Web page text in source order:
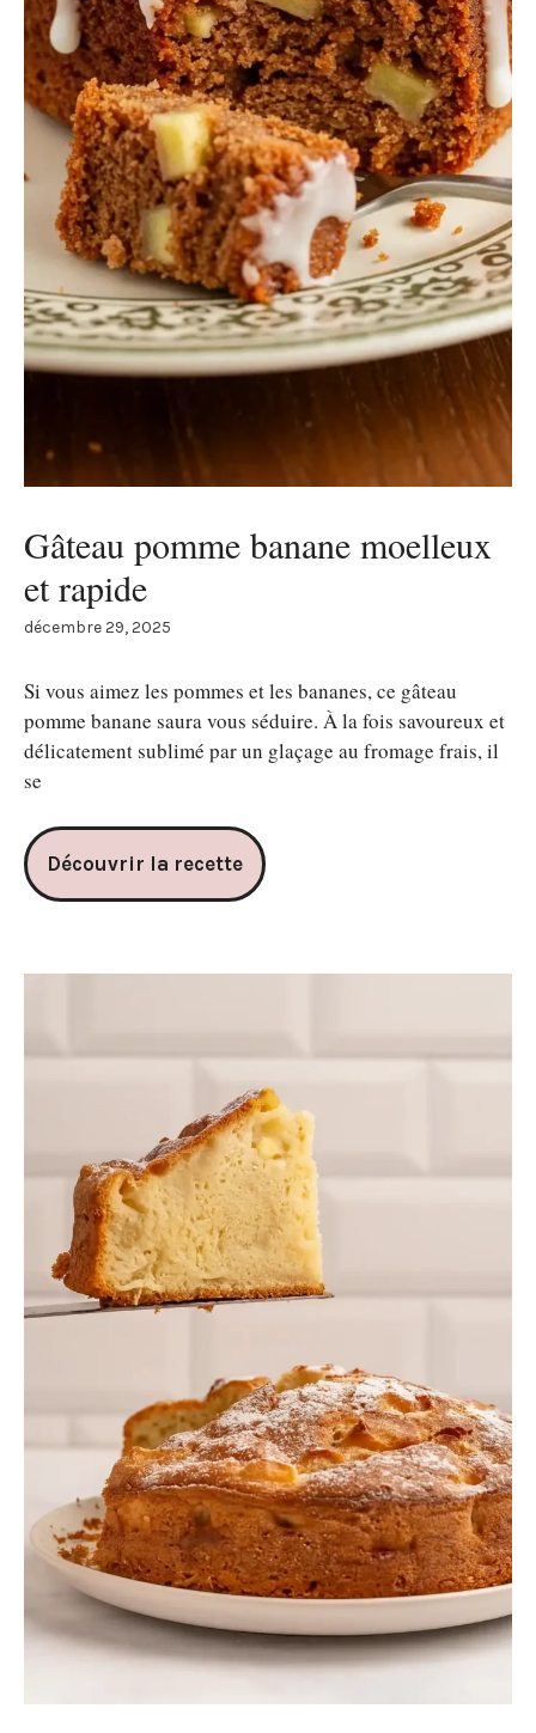
Gâteau pomme banane moelleux
et rapide
décembre 29, 2025
Si vous aimez les pommes et les bananes, ce gâteau
pomme banane saura vous séduire. À la fois savoureux et
délicatement sublimé par un glaçage au fromage frais, il
se
Découvrir la recette